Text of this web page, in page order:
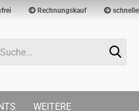
Rechnungskauf
WEITERE